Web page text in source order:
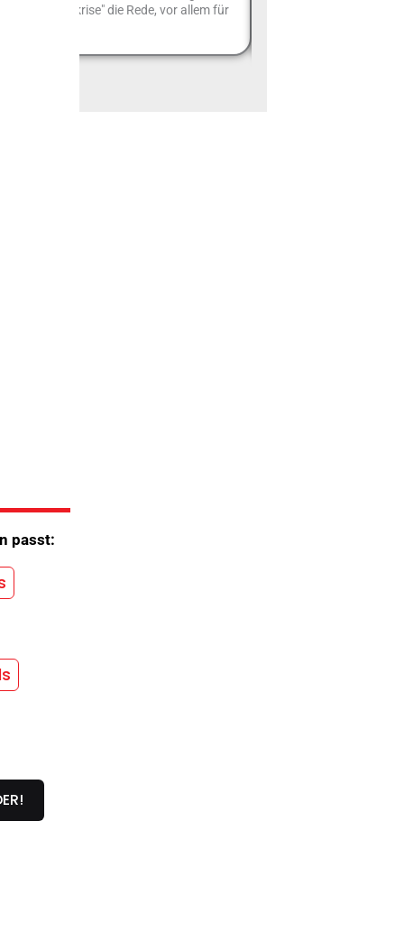
passt:
"Tourismuskrise" die Rede, vor allem für